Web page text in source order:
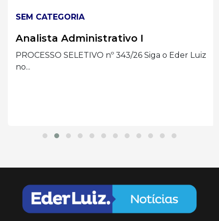
SEM CATEGORIA
Analista Administrativo I
PROCESSO SELETIVO nº 343/26 Siga o Eder Luiz
no...